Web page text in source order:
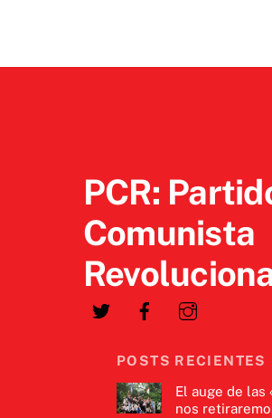
PCR:
Comunista
POSTS RECIENTES
El auge de las
nos